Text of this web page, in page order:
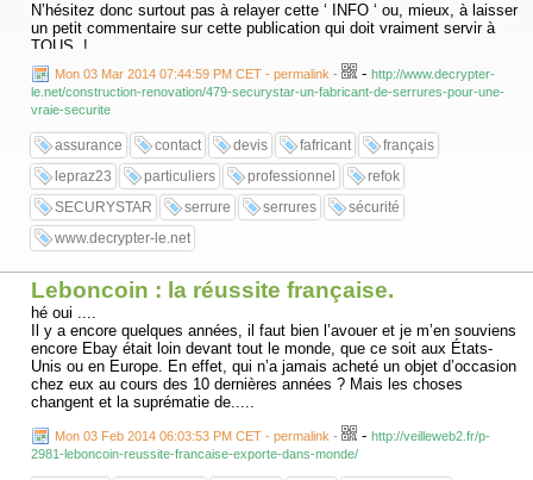
N’hésitez donc surtout pas à relayer cette ‘ INFO ‘ ou, mieux, à laisser
un petit commentaire sur cette publication qui doit vraiment servir à
TOUS !
...
Mon 03 Mar 2014 07:44:59 PM CET - permalink - - http://www.decrypter-
le.net/construction-renovation/479-securystar-un-fabricant-de-serrures-pour-une-
vraie-securite
assurance contact devis fafricant
français
lepraz23
particuliers professionnel
refok
SECURYSTAR
serrure serrures
sécurité
www.decrypter-le.net
Leboncoin : la réussite française.
hé oui ....
Il y a encore quelques années, il faut bien l’avouer et je m’en souviens
encore Ebay était loin devant tout le monde, que ce soit aux États-
Unis ou en Europe. En effet, qui n’a jamais acheté un objet d’occasion
chez eux au cours des 10 dernières années ? Mais les choses
changent et la suprématie de.....
Mon 03 Feb 2014 06:03:53 PM CET - permalink - - http://veilleweb2.fr/p-
2981-leboncoin-reussite-francaise-exporte-dans-monde/